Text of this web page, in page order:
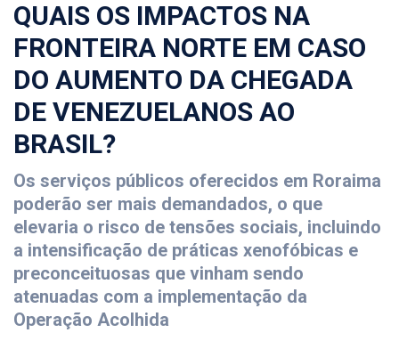
QUAIS OS IMPACTOS NA
FRONTEIRA NORTE EM CASO
DO AUMENTO DA CHEGADA
DE VENEZUELANOS AO
BRASIL?
Os serviços públicos oferecidos em Roraima
poderão ser mais demandados, o que
elevaria o risco de tensões sociais, incluindo
a intensificação de práticas xenofóbicas e
preconceituosas que vinham sendo
atenuadas com a implementação da
Operação Acolhida